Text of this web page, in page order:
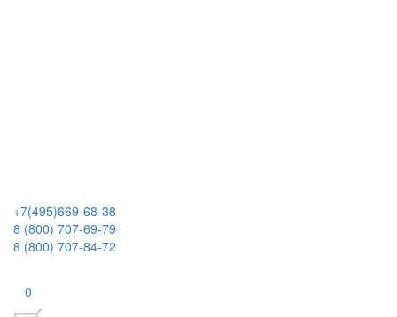
+7(495)669-68-38
8 (800) 707-69-79
8 (800) 707-84-72
0